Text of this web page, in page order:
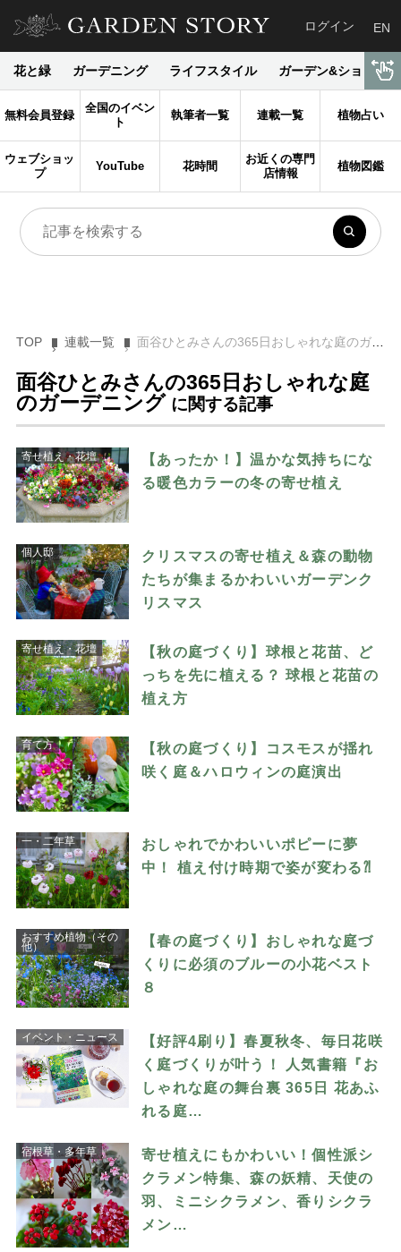
ログイン EN
花と緑 ガーデニング ライフスタイル ガーデン&ショップ
無料会員登録
全国のイベン
ト
執筆者一覧 連載一覧 植物占い
ウェブショッ
プ
YouTube 花時間
お近くの専門
店情報
植物図鑑
TOP 連載一覧 面谷ひとみさんの365日おしゃれな庭のガーデニング
面谷ひとみさんの365日おしゃれな庭
のガーデニング に関する記事
寄せ植え・花壇
【あったか！】温かな気持ちにな
る暖色カラーの冬の寄せ植え
個人邸
クリスマスの寄せ植え＆森の動物
たちが集まるかわいいガーデンク
リスマス
寄せ植え・花壇
【秋の庭づくり】球根と花苗、ど
っちを先に植える？ 球根と花苗の
植え方
育て方
【秋の庭づくり】コスモスが揺れ
咲く庭＆ハロウィンの庭演出
一・二年草
おしゃれでかわいいポピーに夢
中！ 植え付け時期で姿が変わる⁈
おすすめ植物（その
他）
【春の庭づくり】おしゃれな庭づ
くりに必須のブルーの小花ベスト
８
イベント・ニュース
【好評4刷り】春夏秋冬、毎日花咲
く庭づくりが叶う！ 人気書籍『お
しゃれな庭の舞台裏 365日 花あふ
れる庭…
宿根草・多年草
寄せ植えにもかわいい！個性派シ
クラメン特集、森の妖精、天使の
羽、ミニシクラメン、香りシクラ
メン…